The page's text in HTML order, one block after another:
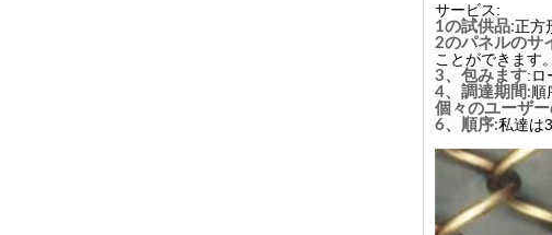
サービス:
1の試供品:正方
2のパネルのサ
ことができます。
3、包みます:ロ
4、調達期間:順
個々のユーザ
6、順序:私達は